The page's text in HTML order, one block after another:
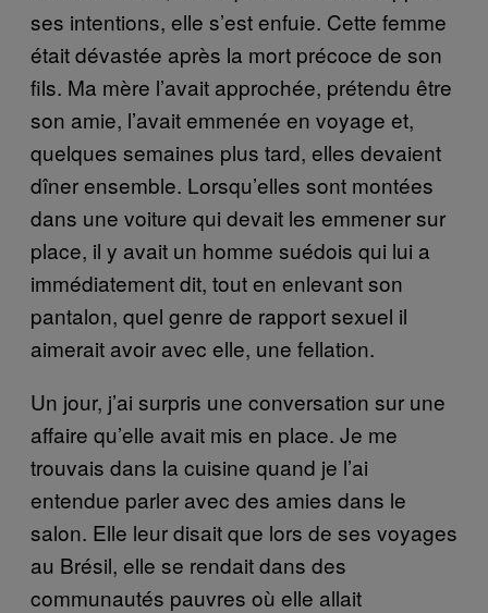
ses intentions, elle s’est enfuie. Cette femme
était dévastée après la mort précoce de son
fils. Ma mère l’avait approchée, prétendu être
son amie, l’avait emmenée en voyage et,
quelques semaines plus tard, elles devaient
dîner ensemble. Lorsqu’elles sont montées
dans une voiture qui devait les emmener sur
place, il y avait un homme suédois qui lui a
immédiatement dit, tout en enlevant son
pantalon, quel genre de rapport sexuel il
aimerait avoir avec elle, une fellation.
Un jour, j’ai surpris une conversation sur une
affaire qu’elle avait mis en place. Je me
trouvais dans la cuisine quand je l’ai
entendue parler avec des amies dans le
salon. Elle leur disait que lors de ses voyages
au Brésil, elle se rendait dans des
communautés pauvres où elle allait